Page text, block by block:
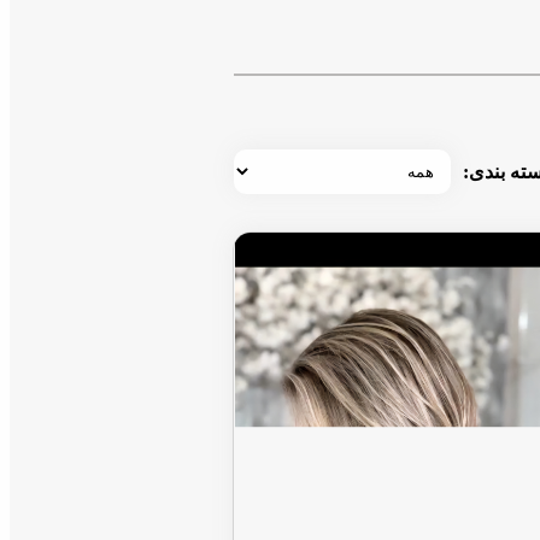
بندی: